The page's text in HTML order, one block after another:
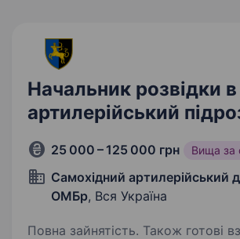
Начальник розвідки в
артилерійський
25 000 – 125 000 грн Вища за
Самохідний артилерійський
ОМБр, Вся Україна
Повна зайнятість. Також готові